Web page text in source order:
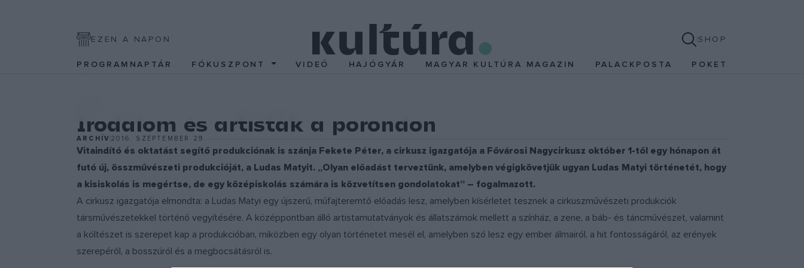
EZEN A NAPON SHOP
PROGRAMNAPTÁR FÓKUSZPONT VIDEÓ HAJÓGYÁR MAGYAR KULTÚRA MAGAZIN PALACKPOSTA POKET
Irodalom és artisták a porondon
ARCHÍV2016. SZEPTEMBER 29.
Vitaindító és oktatást segítő produkciónak is szánja Fekete Péter, a cirkusz igazgatója a Fővárosi Nagycirkusz október 1-től egy hónapon át
futó új, összművészeti produkcióját, a Ludas Matyit. „Olyan előadást terveztünk, amelyben végigkövetjük ugyan Ludas Matyi történetét, hogy
a kisiskolás is megértse, de egy középiskolás számára is közvetítsen gondolatokat” – fogalmazott.
A cirkusz igazgatója elmondta: a Ludas Matyi egy újszerű, műfajteremtő előadás lesz, amelyben kísérletet tesznek a cirkuszművészeti produkciók
társművészetekkel történő vegyítésére. A középpontban álló artistamutatványok és állatszámok mellett a színház, a zene, a báb- és táncművészet, valamint
a költészet is szerepet kap a produkcióban, miközben egy olyan történetet mesél el, amelyben szó lesz egy ember álmairól, a hit fontosságáról, az erények
szerepéről, a bosszúról és a megbocsátásról is.